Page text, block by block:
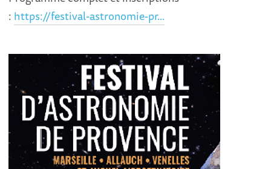
: https://festival-astronomie-pr...